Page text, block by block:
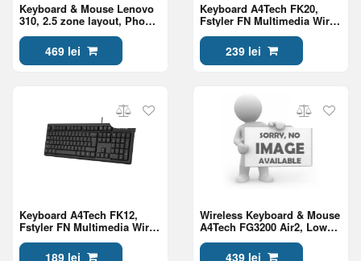
Keyboard & Mouse Lenovo
310, 2.5 zone layout, Phone
Holder, spill-resistant,
Ambidextrous mouse, 3
buttons, 2000dpi, 1.8m
cable, USB, EN/RU, Luna
469 lei
Keyboard A4Tech FK20,
Fstyler FN Multimedia Wired
Keyboard( US+RU+RO ),
Gray 239 lei
Keyboard A4Tech FK12,
Fstyler FN Multimedia Wired
Keyboard ( US+RU+RO ),
Black189 lei
Wireless Keyboard & Mouse
A4Tech FG3200 Air2, Low
Profile, Quiet Key, Silent,
2000dpi, 7 buttons,
439 lei